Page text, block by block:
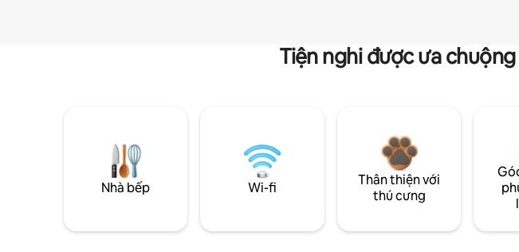
Tiện nghi được ưa
Nhà bếp Wi-fi
Thân thiện với
thú cưng